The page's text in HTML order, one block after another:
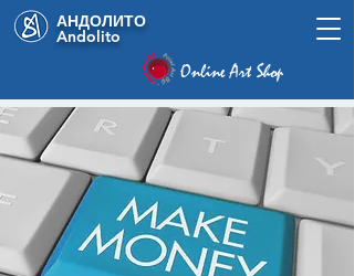
АНДОЛИТО
Andolito
Online Art Shop